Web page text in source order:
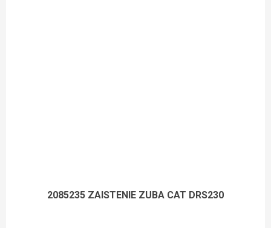
2085235 ZAISTENIE ZUBA CAT DRS230